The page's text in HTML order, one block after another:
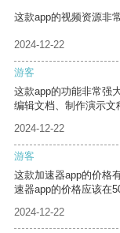
这款app的视频资源非
2024-12-22
游客
这款app的功能非常强
编辑文档、制作演示文
2024-12-22
游客
这款加速器app的价格
速器app的价格应该在
2024-12-22